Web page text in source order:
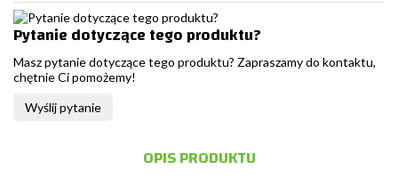
Pytanie dotyczące tego produktu?
Masz pytanie dotyczące tego produktu? Zapraszamy do kontaktu,
chętnie Ci pomożemy!
Wyślij pytanie
OPIS PRODUKTU